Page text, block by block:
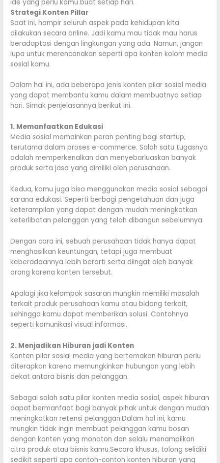
ide yang perlu kamu buat setiap hari.
Strategi Konten Pillar
Saat ini, hampir seluruh aspek pada kehidupan kita
dilakukan secara online. Jadi kamu mau tidak mau harus
beradaptasi dengan lingkungan yang ada. Namun, jangan
lupa untuk merencanakan seperti apa konten kolom media
sosial kamu.
Dalam hal ini, ada beberapa jenis konten pilar sosial media
yang dapat membantu kamu dalam membuatnya setiap
hari. Simak penjelasannya berikut ini.
1. Memanfaatkan Edukasi
Media sosial memainkan peran penting bagi startup,
terutama dalam proses e-commerce. Salah satu tugasnya
adalah memperkenalkan dan menyebarluaskan banyak
produk serta jasa yang dimiliki oleh perusahaan.
Kedua, kamu juga bisa menggunakan media sosial sebagai
sarana edukasi. Seperti berbagi pengetahuan dan juga
keterampilan yang dapat dengan mudah meningkatkan
keterlibatan pelanggan yang telah dibangun sebelumnya.
Dengan cara ini, sebuah perusahaan tidak hanya dapat
menghasilkan keuntungan, tetapi juga membuat
keberadaannya lebih berarti serta diingat oleh banyak
orang karena konten tersebut.
Apalagi jika kelompok sasaran mungkin memiliki masalah
terkait produk perusahaan kamu atau bidang terkait,
sehingga kamu dapat memberikan solusi. Contohnya
seperti komunikasi visual informasi.
2. Menjadikan Hiburan jadi Konten
Konten pilar sosial media yang bertemakan hiburan perlu
diterapkan karena memungkinkan hubungan yang lebih
dekat antara bisnis dan pelanggan.
Sebagai salah satu pilar konten media sosial, aspek hiburan
dapat bermanfaat bagi banyak pihak untuk dengan mudah
meningkatkan retensi pelanggan.Dalam hal ini, kamu
mungkin tidak ingin membuat pelanggan kamu bosan
dengan konten yang monoton dan selalu menampilkan
citra produk atau bisnis kamu.Secara khusus, tolong selidiki
sedikit seperti apa contoh-contoh konten hiburan yang